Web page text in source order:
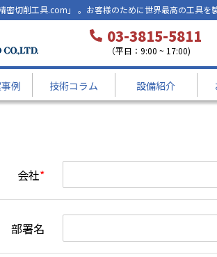
密切削工具.com」 。お客様のために世界最高の工具を
03-3815-5811
（平日：9:00 ~ 17:00)
例 技術コラム 設備紹介
会社*
部署名